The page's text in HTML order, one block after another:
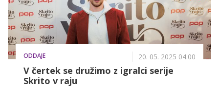
ODDAJE 20. 05. 2025 04.00
V čertek se družimo z igralci serije
Skrito v raju